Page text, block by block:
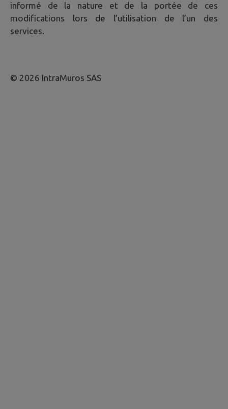
informé de la nature et de la portée de ces
modifications lors de l’utilisation de l’un des
services.
© 2026 IntraMuros SAS